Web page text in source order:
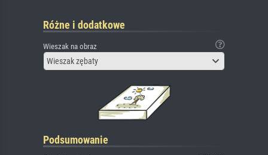
Różne i dodatkowe
Wieszak na obraz
Wieszak zębaty
Podsumowanie